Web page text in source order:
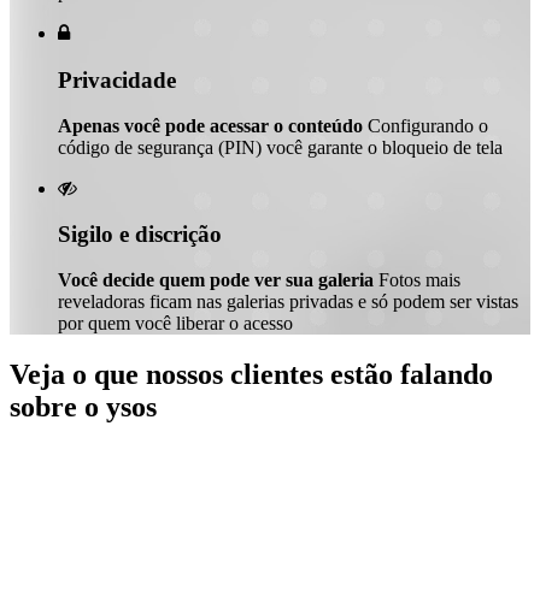

Privacidade
Apenas você pode acessar o conteúdo Configurando o
código de segurança (PIN) você garante o bloqueio de tela

Sigilo e discrição
Você decide quem pode ver sua galeria Fotos mais
reveladoras ficam nas galerias privadas e só podem ser vistas
por quem você liberar o acesso
Veja o que nossos clientes estão falando
sobre o ysos